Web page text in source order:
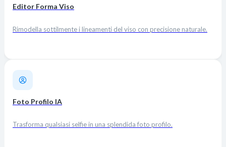
Editor Forma Viso
Rimodella sottilmente i lineamenti del viso con precisione naturale.
Foto Profilo IA
Trasforma qualsiasi selfie in una splendida foto profilo.